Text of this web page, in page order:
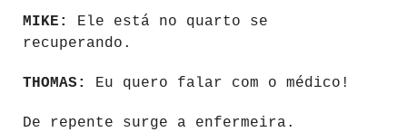
MIKE:
Ele está no quarto se
recuperando.
THOMAS: Eu quero falar com o médico!
De repente surge a enfermeira.